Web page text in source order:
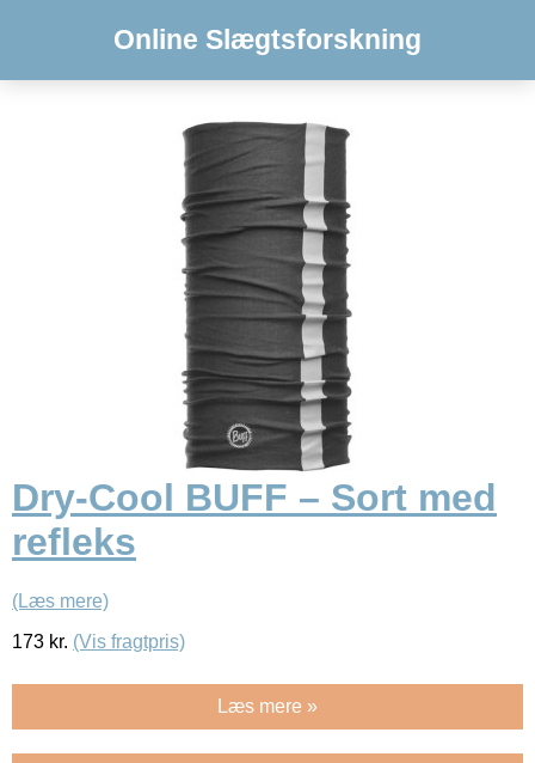
Online Slægtsforskning
Dry-Cool BUFF – Sort med
refleks
(Læs mere)
173 kr. (Vis fragtpris)
Læs mere »